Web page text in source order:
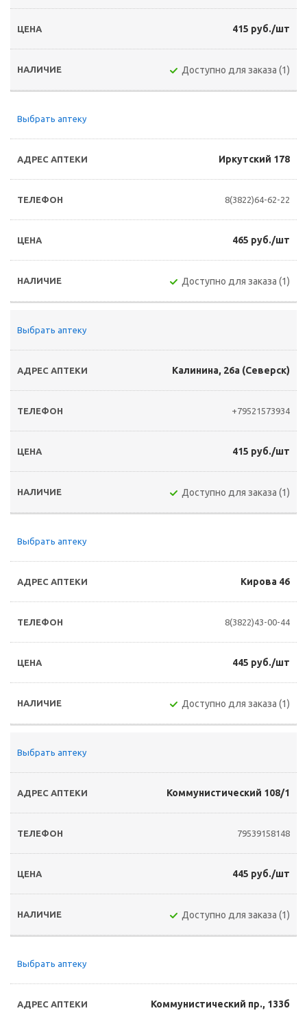
415 руб./шт
Доступно для заказа (1)
Выбрать аптеку
Иркутский 178
8(3822)64-62-22
465 руб./шт
Доступно для заказа (1)
Выбрать аптеку
Калинина, 26а (Северск)
+79521573934
415 руб./шт
Доступно для заказа (1)
Выбрать аптеку
Кирова 46
8(3822)43-00-44
445 руб./шт
Доступно для заказа (1)
Выбрать аптеку
Коммунистический 108/1
79539158148
445 руб./шт
Доступно для заказа (1)
Выбрать аптеку
Коммунистический пр., 133б